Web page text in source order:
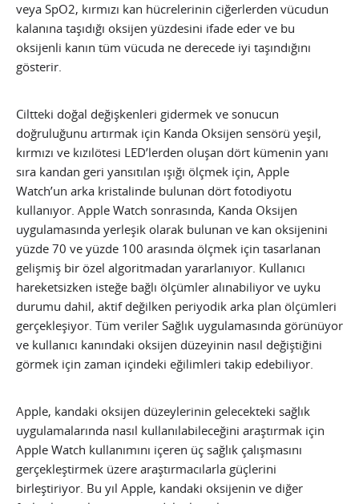
veya SpO2, kırmızı kan hücrelerinin ciğerlerden vücudun
kalanına taşıdığı oksijen yüzdesini ifade eder ve bu
oksijenli kanın tüm vücuda ne derecede iyi taşındığını
gösterir.
Ciltteki doğal değişkenleri gidermek ve sonucun
doğruluğunu artırmak için Kanda Oksijen sensörü yeşil,
kırmızı ve kızılötesi LED’lerden oluşan dört kümenin yanı
sıra kandan geri yansıtılan ışığı ölçmek için, Apple
Watch’un arka kristalinde bulunan dört fotodiyotu
kullanıyor. Apple Watch sonrasında, Kanda Oksijen
uygulamasında yerleşik olarak bulunan ve kan oksijenini
yüzde 70 ve yüzde 100 arasında ölçmek için tasarlanan
gelişmiş bir özel algoritmadan yararlanıyor. Kullanıcı
hareketsizken isteğe bağlı ölçümler alınabiliyor ve uyku
durumu dahil, aktif değilken periyodik arka plan ölçümleri
gerçekleşiyor. Tüm veriler Sağlık uygulamasında görünüyor
ve kullanıcı kanındaki oksijen düzeyinin nasıl değiştiğini
görmek için zaman içindeki eğilimleri takip edebiliyor.
Apple, kandaki oksijen düzeylerinin gelecekteki sağlık
uygulamalarında nasıl kullanılabileceğini araştırmak için
Apple Watch kullanımını içeren üç sağlık çalışmasını
gerçekleştirmek üzere araştırmacılarla güçlerini
birleştiriyor. Bu yıl Apple, kandaki oksijenin ve diğer